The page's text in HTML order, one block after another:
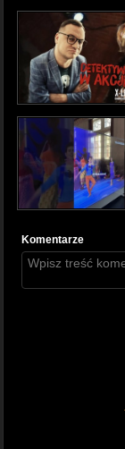
Komentarze